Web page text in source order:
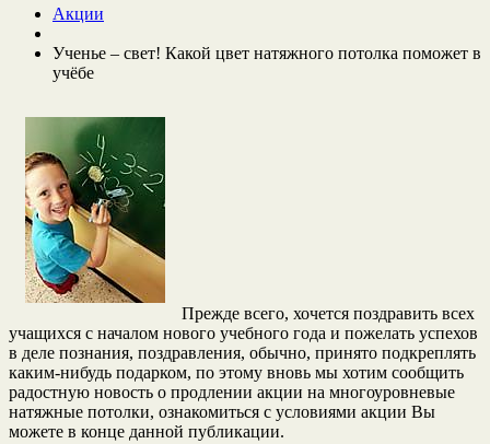
Акции
Ученье – свет! Какой цвет натяжного потолка поможет в
учёбе
Прежде всего, хочется поздравить всех
учащихся с началом нового учебного года и пожелать успехов
в деле познания, поздравления, обычно, принято подкреплять
каким-нибудь подарком, по этому вновь мы хотим сообщить
радостную новость о продлении акции на многоуровневые
натяжные потолки, ознакомиться с условиями акции Вы
можете в конце данной публикации.